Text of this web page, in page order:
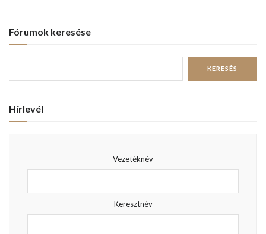
Fórumok keresése
Hírlevél
Vezetéknév
Keresztnév